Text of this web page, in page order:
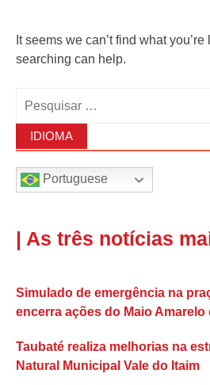
It seems we can’t find what
searching can help.
IDIOMA
Portuguese
| As três notícias
Simulado de emergência na
encerra ações do Maio Amarelo
Taubaté realiza melhorias na
Natural Municipal Vale do Itaim